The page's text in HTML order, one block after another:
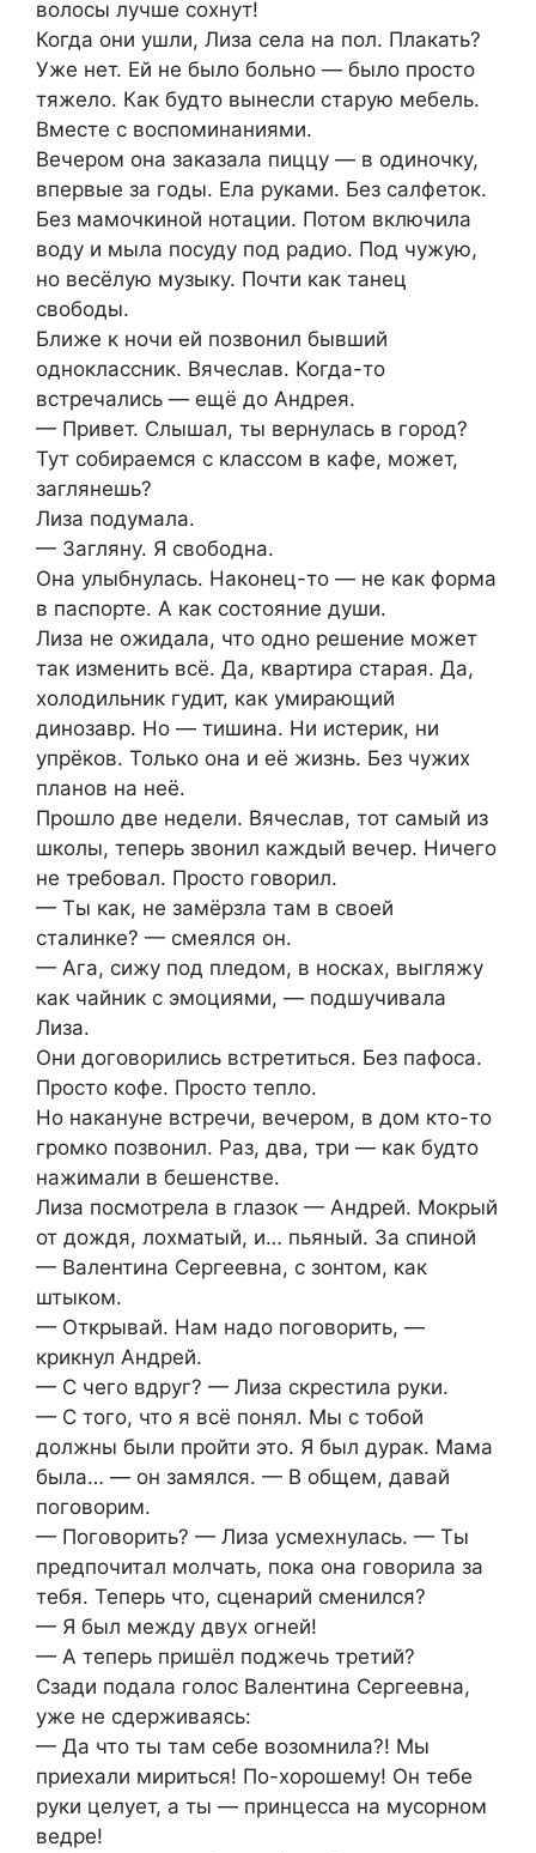
волосы лучше сохнут!
Когда они ушли, Лиза села на пол. Плакать?
Уже нет. Ей не было больно — было просто
тяжело. Как будто вынесли старую мебель.
Вместе с воспоминаниями.
Вечером она заказала пиццу — в одиночку,
впервые за годы. Ела руками. Без салфеток.
Без мамочкиной нотации. Потом включила
воду и мыла посуду под радио. Под чужую,
но весёлую музыку. Почти как танец
свободы.
Ближе к ночи ей позвонил бывший
одноклассник. Вячеслав. Когда-то
встречались — ещё до Андрея.
— Привет. Слышал, ты вернулась в город?
Тут собираемся с классом в кафе, может,
заглянешь?
Лиза подумала.
— Загляну. Я свободна.
Она улыбнулась. Наконец-то — не как форма
в паспорте. А как состояние души.
Лиза не ожидала, что одно решение может
так изменить всё. Да, квартира старая. Да,
холодильник гудит, как умирающий
динозавр. Но — тишина. Ни истерик, ни
упрёков. Только она и её жизнь. Без чужих
планов на неё.
Прошло две недели. Вячеслав, тот самый из
школы, теперь звонил каждый вечер. Ничего
не требовал. Просто говорил.
— Ты как, не замёрзла там в своей
сталинке? — смеялся он.
— Ага, сижу под пледом, в носках, выгляжу
как чайник с эмоциями, — подшучивала
Лиза.
Они договорились встретиться. Без пафоса.
Просто кофе. Просто тепло.
Но накануне встречи, вечером, в дом кто-то
громко позвонил. Раз, два, три — как будто
нажимали в бешенстве.
Лиза посмотрела в глазок — Андрей. Мокрый
от дождя, лохматый, и… пьяный. За спиной
— Валентина Сергеевна, с зонтом, как
штыком.
— Открывай. Нам надо поговорить, —
крикнул Андрей.
— С чего вдруг? — Лиза скрестила руки.
— С того, что я всё понял. Мы с тобой
должны были пройти это. Я был дурак. Мама
была… — он замялся. — В общем, давай
поговорим.
— Поговорить? — Лиза усмехнулась. — Ты
предпочитал молчать, пока она говорила за
тебя. Теперь что, сценарий сменился?
— Я был между двух огней!
— А теперь пришёл поджечь третий?
Сзади подала голос Валентина Сергеевна,
уже не сдерживаясь:
— Да что ты там себе возомнила?! Мы
приехали мириться! По-хорошему! Он тебе
руки целует, а ты — принцесса на мусорном
ведре!